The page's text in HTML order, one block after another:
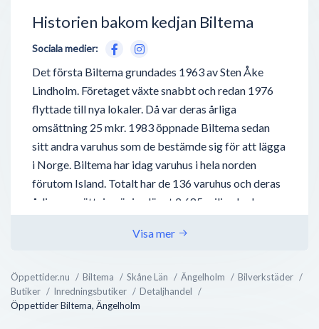
Öppettider.nu Biltema Skåne Län Ängelholm
Bilverkstäder
Butiker
Inredningsbutiker
Detaljhandel
Öppettider Biltema, Ängelholm
Historien bakom kedjan Biltema
Sociala medier:
Det första Biltema grundades 1963 av Sten Åke
Lindholm. Företaget växte snabbt och redan 1976
flyttade till nya lokaler. Då var deras årliga
omsättning 25 mkr. 1983 öppnade Biltema sedan
sitt andra varuhus som de bestämde sig för att lägga
i Norge. Biltema har idag varuhus i hela norden
förutom Island. Totalt har de 136 varuhus och deras
årliga omsättning är i nuläget 2,685 miljarder kronor.
Affärsidén bakom Biltema var från början att sänka
sänka priset på delarna rejält. Detta gjorde butiken
mycket populär och det var därför de kunde byta
Visa mer